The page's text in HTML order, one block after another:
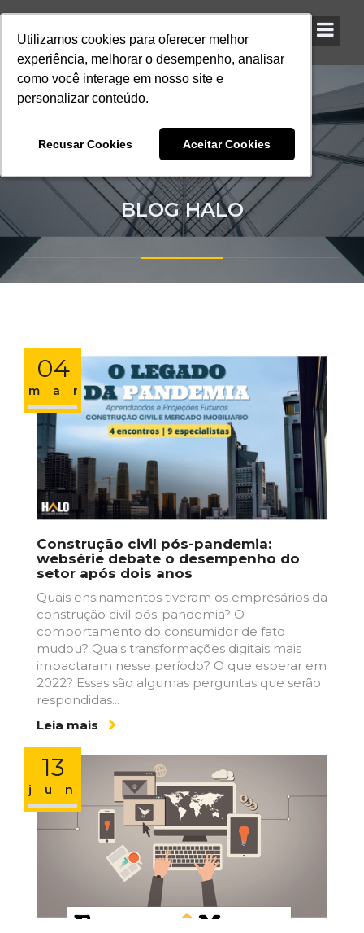
Utilizamos cookies para oferecer melhor
experiência, melhorar o desempenho, analisar
como você interage em nosso site e
personalizar conteúdo.
Recusar Cookies Aceitar Cookies
Utilizamos cookies para oferecer melhor
experiência, melhorar o desempenho, analisar
como você interage em nosso site e
personalizar conteúdo.
Recusar Cookies Aceitar Cookies
Utilizamos cookies para oferecer melhor
experiência, melhorar o desempenho, analisar
como você interage em nosso site e
personalizar conteúdo.
Recusar Cookies Aceitar Cookies
BLOG HALO
04
mar
Construção civil pós-pandemia:
websérie debate o desempenho do
setor após dois anos
Quais ensinamentos tiveram os empresários da
construção civil pós-pandemia? O
comportamento do consumidor de fato
mudou? Quais transformações digitais mais
impactaram nesse período? O que esperar em
2022? Essas são algumas perguntas que serão
respondidas...
Leia mais
13
jun